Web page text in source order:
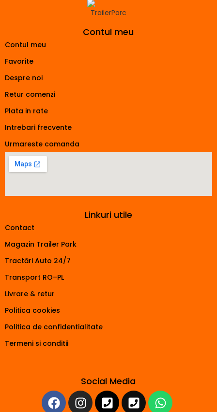
Contul meu
Contul meu
Favorite
Despre noi
Retur comenzi
Plata in rate
Intrebari frecvente
Urmareste comanda
Linkuri utile
Contact
Magazin Trailer Park
Tractări Auto 24/7
Transport RO–PL
Livrare & retur
Politica cookies
Politica de confidentialitate
Termeni si conditii
Social Media